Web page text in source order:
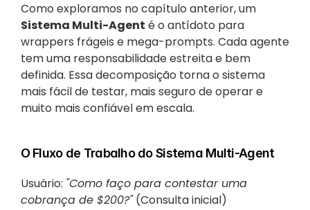
Como exploramos no capítulo anterior, um
Sistema Multi-Agent é o antídoto para
wrappers frágeis e mega-prompts. Cada agente
tem uma responsabilidade estreita e bem
definida. Essa decomposição torna o sistema
mais fácil de testar, mais seguro de operar e
muito mais confiável em escala.
O Fluxo de Trabalho do Sistema Multi-Agent
Usuário: "Como faço para contestar uma
cobrança de $200?" (Consulta inicial)